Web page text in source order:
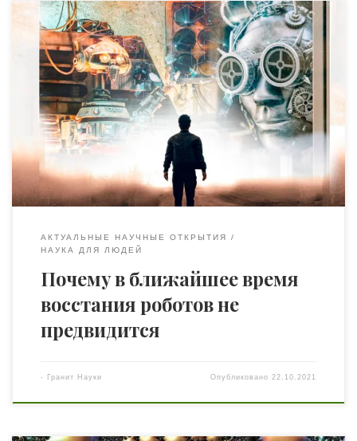
«Жизнь с роботами: что нужно знать каждому
тревожному человеку» — так называется книга Рут
Айлетт (в соавторстве с Патрицией Варгас), профессора
компьютерных наук в Университете Хериот-Ватт
(Эдинбург), автора нижеследующей статьи. Она уже 30
лет исследует роботов, ее предыдущая книга
называлась «Роботы: приводя разумные машины в
жизнь». Что приходит вам в […]
АКТУАЛЬНЫЕ НАУЧНЫЕ ОТКРЫТИЯ
НАУКА ДЛЯ ЛЮДЕЙ
Почему в ближайшее время
восстания роботов не
предвидится
- Гранит Науки Опубликовано22.10.2021